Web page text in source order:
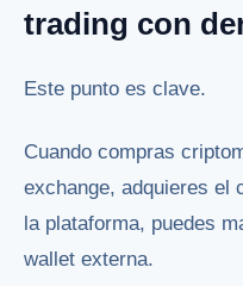
trading con
Este punto es clave.
Cuando compras
exchange, adquieres el
la plataforma, puedes
wallet externa.